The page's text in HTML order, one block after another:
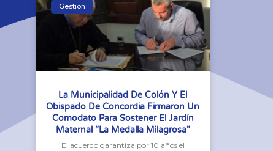
Gestión
La Municipalidad De Colón Y El
Obispado De Concordia Firmaron Un
Comodato Para Sostener El Jardín
Maternal “La Medalla Milagrosa”
El acuerdo garantiza por 10 años el